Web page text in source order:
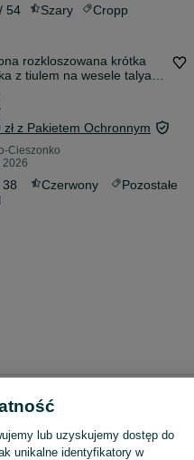
54 Szary Cropp
rozkloszowana krótka
z tiulem na wesele talya
zł z Pakietem Ochronnym
Cieszonko
2026
38 Czerwony
Pozostałe
lub uzyskujemy dostęp do
unikalne identyfikatory w